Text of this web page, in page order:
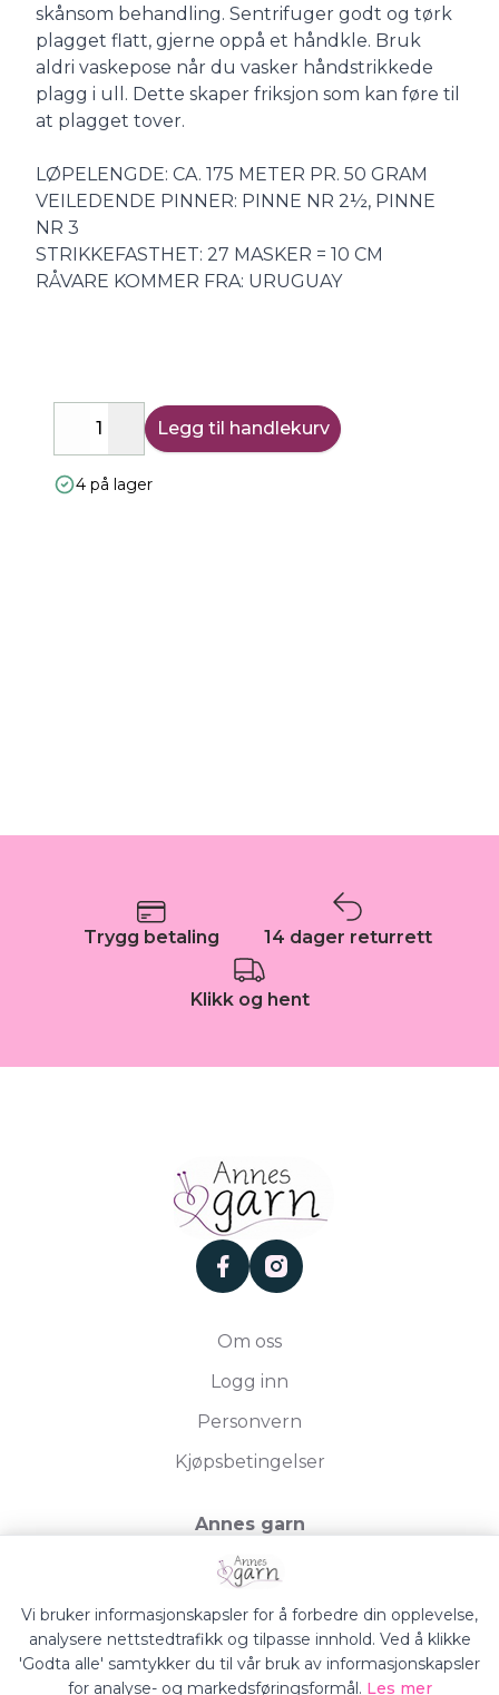
skånsom behandling. Sentrifuger godt og tørk
plagget flatt, gjerne oppå et håndkle. Bruk
aldri vaskepose når du vasker håndstrikkede
plagg i ull. Dette skaper friksjon som kan føre til
at plagget tover.
LØPELENGDE: CA. 175 METER PR. 50 GRAM
VEILEDENDE PINNER: PINNE NR 2½, PINNE
NR 3
STRIKKEFASTHET: 27 MASKER = 10 CM
RÅVARE KOMMER FRA: URUGUAY
DecreaseIncrease
Legg til handlekurv
4 på lager
Trygg betaling 14 dager returrett
Klikk og hent
facebookinstagram
Om oss
Logg inn
Personvern
Kjøpsbetingelser
Annes garn
Storgata 19, 2750 Gran
Org.nr. 994050613
Vi bruker informasjonskapsler for å forbedre din opplevelse,
analysere nettstedtrafikk og tilpasse innhold. Ved å klikke
'Godta alle' samtykker du til vår bruk av informasjonskapsler
for analyse- og markedsføringsformål. Les mer